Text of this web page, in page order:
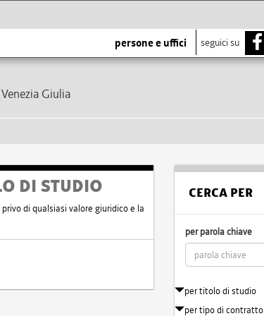
persone e uffici seguici su
Giulia
DI STUDIO
di qualsiasi valore giuridico e la
CERCA PER
per parola chiave
per titolo di studio
per tipo di contratto